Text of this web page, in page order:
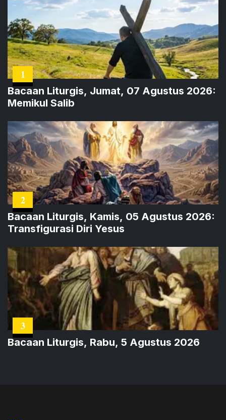
1
Bacaan Liturgis, Jumat, 07 Agustus 2026:
Memikul Salib
2
Bacaan Liturgis, Kamis, 05 Agustus 2026:
Transfigurasi Diri Yesus
3
Bacaan Liturgis, Rabu, 5 Agustus 2026